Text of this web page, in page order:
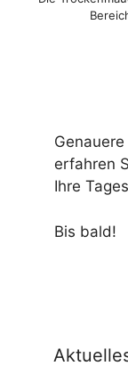
erfahren
Ihre
Bis bald!